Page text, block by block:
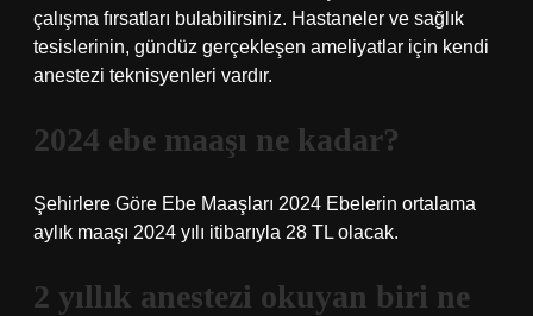
çalışma fırsatları bulabilirsiniz. Hastaneler ve sağlık
tesislerinin, gündüz gerçekleşen ameliyatlar için kendi
anestezi teknisyenleri vardır.
2024 ebe maaşı ne kadar?
Şehirlere Göre Ebe Maaşları 2024 Ebelerin ortalama
aylık maaşı 2024 yılı itibarıyla 28 TL olacak.
2 yıllık anestezi okuyan biri ne